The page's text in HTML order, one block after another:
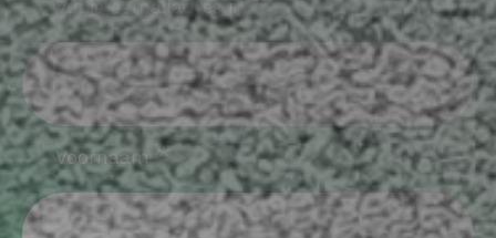
Vul je e-mailadres in
Voornaam *verplicht